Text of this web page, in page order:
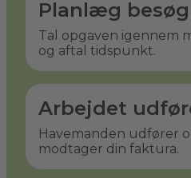
Planlæg besøg
Tal opgaven igennem
og aftal tidspunkt.
Arbejdet
Havemanden udfører
modtager din faktura.